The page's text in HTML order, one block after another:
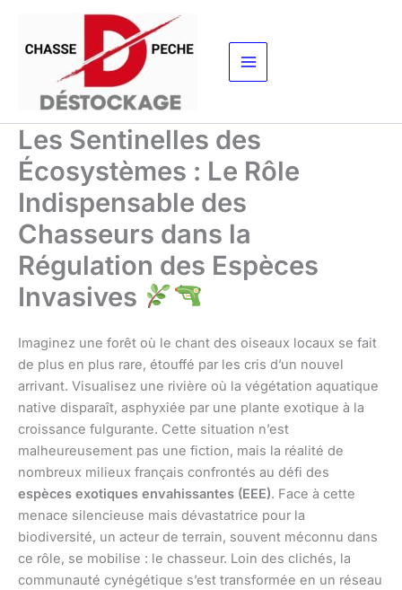
contenu
Les Sentinelles des
Écosystèmes : Le Rôle
Indispensable des
Chasseurs dans la
Régulation des Espèces
Invasives
Imaginez une forêt où le chant des oiseaux locaux se fait
de plus en plus rare, étouffé par les cris d’un nouvel
arrivant. Visualisez une rivière où la végétation aquatique
native disparaît, asphyxiée par une plante exotique à la
croissance fulgurante. Cette situation n’est
malheureusement pas une fiction, mais la réalité de
nombreux milieux français confrontés au défi des
espèces exotiques envahissantes (EEE). Face à cette
menace silencieuse mais dévastatrice pour la
biodiversité, un acteur de terrain, souvent méconnu dans
ce rôle, se mobilise : le chasseur. Loin des clichés, la
communauté cynégétique s’est transformée en un réseau